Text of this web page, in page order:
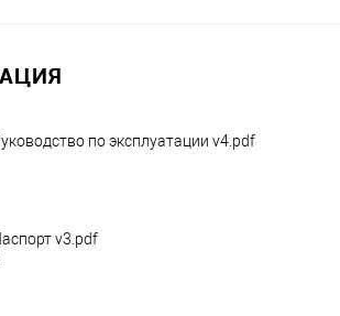
по эксплуатации v4.pdf
v3.pdf